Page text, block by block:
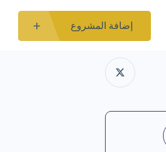
إضافة المشروع